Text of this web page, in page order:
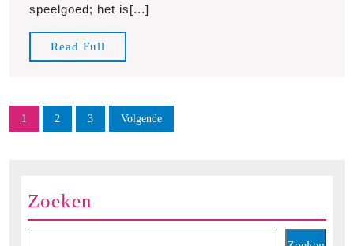
speelgoed; het is[...]
Read Full
Full
Berichten
paginering
1 2 3 Volgende
Zoeken